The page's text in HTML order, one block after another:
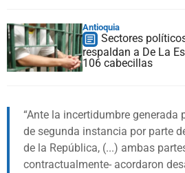
Antioquia
Sectores
respaldan a De La
106 cabecillas
Ante la incertidumbre generada
de segunda instancia por parte
de la República, (...) ambas
contractualmente- acordaron